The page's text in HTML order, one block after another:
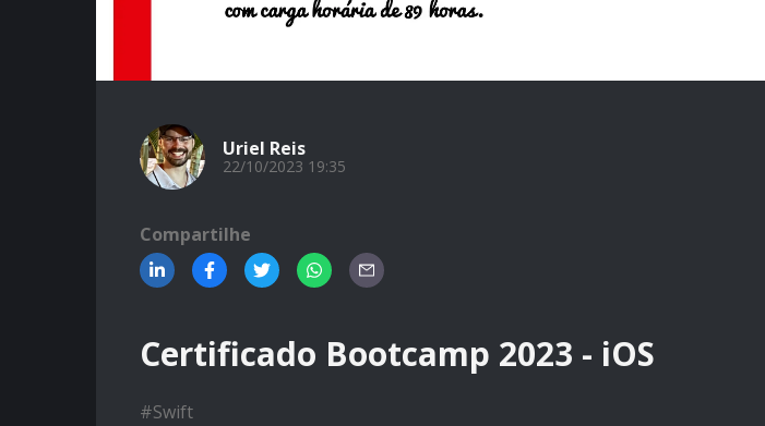
Uriel Reis
22/10/2023 19:35
Compartilhe
Certificado Bootcamp 2023 - iOS
#Swift